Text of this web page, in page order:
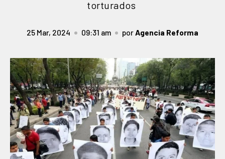
torturados
25 Mar, 2024 09:31 am porAgencia Reforma